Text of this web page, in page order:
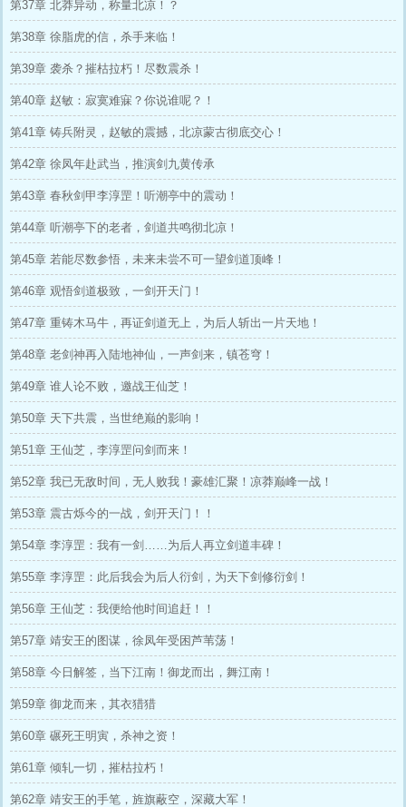
第37章 北莽异动，称量北凉！？
第38章 徐脂虎的信，杀手来临！
第39章 袭杀？摧枯拉朽！尽数震杀！
第40章 赵敏：寂寞难寐？你说谁呢？！
第41章 铸兵附灵，赵敏的震撼，北凉蒙古彻底交心！
第42章 徐凤年赴武当，推演剑九黄传承
第43章 春秋剑甲李淳罡！听潮亭中的震动！
第44章 听潮亭下的老者，剑道共鸣彻北凉！
第45章 若能尽数参悟，未来未尝不可一望剑道顶峰！
第46章 观悟剑道极致，一剑开天门！
第47章 重铸木马牛，再证剑道无上，为后人斩出一片天地！
第48章 老剑神再入陆地神仙，一声剑来，镇苍穹！
第49章 谁人论不败，邀战王仙芝！
第50章 天下共震，当世绝巅的影响！
第51章 王仙芝，李淳罡问剑而来！
第52章 我已无敌时间，无人败我！豪雄汇聚！凉莽巅峰一战！
第53章 震古烁今的一战，剑开天门！！
第54章 李淳罡：我有一剑……为后人再立剑道丰碑！
第55章 李淳罡：此后我会为后人衍剑，为天下剑修衍剑！
第56章 王仙芝：我便给他时间追赶！！
第57章 靖安王的图谋，徐凤年受困芦苇荡！
第58章 今日解签，当下江南！御龙而出，舞江南！
第59章 御龙而来，其衣猎猎
第60章 碾死王明寅，杀神之资！
第61章 倾轧一切，摧枯拉朽！
第62章 靖安王的手笔，旌旗蔽空，深藏大军！